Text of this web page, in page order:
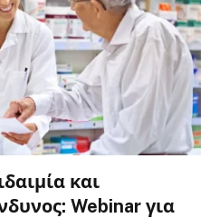
και
Webinar για